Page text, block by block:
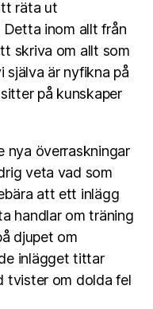
räta ut
inom allt från
skriva om allt som
själva är nyfikna på
på kunskaper
nya överraskningar
veta vad som
att ett inlägg
handlar om träning
djupet om
inlägget tittar
tvister om dolda fel